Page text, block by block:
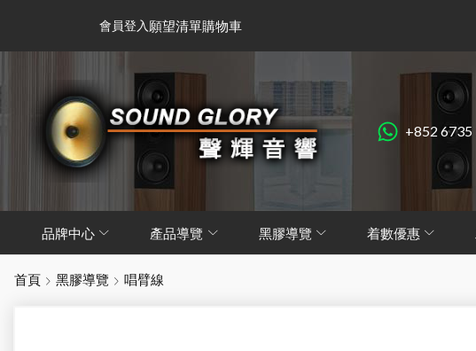
會員登入 願望清單購物車
+852 6735
品牌中心 產品導覽 黑膠導覽 着數優惠
首頁 黑膠導覽 唱臂線